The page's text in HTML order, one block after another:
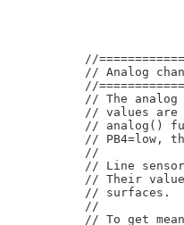
//
// Analog
//
// The analog
// values are
// analog()
// PB4=low,
//
// Line
// Their
// surfaces.
//
// To get